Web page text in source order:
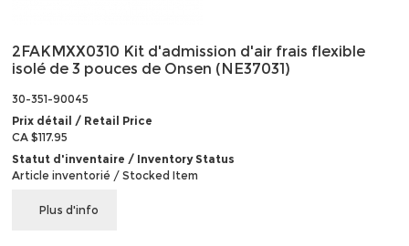
2FAKMXX0310 Kit d'admission d'air frais flexible
isolé de 3 pouces de Onsen (NE37031)
30-351-90045
Prix détail / Retail Price
CA $117.95
Statut d'inventaire / Inventory Status
Article inventorié / Stocked Item
Plus d'info